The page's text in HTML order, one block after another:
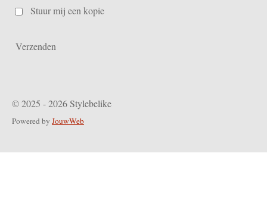
Stuur mij een kopie
Verzenden
© 2025 - 2026 Stylebelike
Powered by JouwWeb